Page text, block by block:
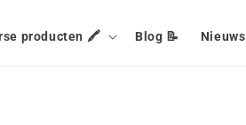
producten 🖍️ Blog 📝 Nieuws